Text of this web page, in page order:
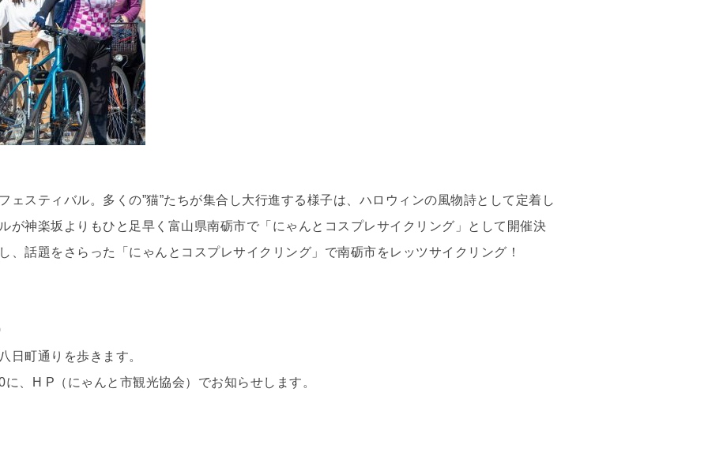
ェスティバル。多くの”猫”たちが集合し大行進する様子は、ハロウィンの風物詩として定着し
が神楽坂よりもひと足早く富山県南砺市で「にゃんとコスプレサイクリング」として開催決
、話題をさらった「にゃんとコスプレサイクリング」で南砺市をレッツサイクリング！
町通りを歩きます。
、H P（にゃんと市観光協会）でお知らせします。